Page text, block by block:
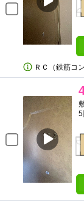
ＲＣ（鉄筋コ
5